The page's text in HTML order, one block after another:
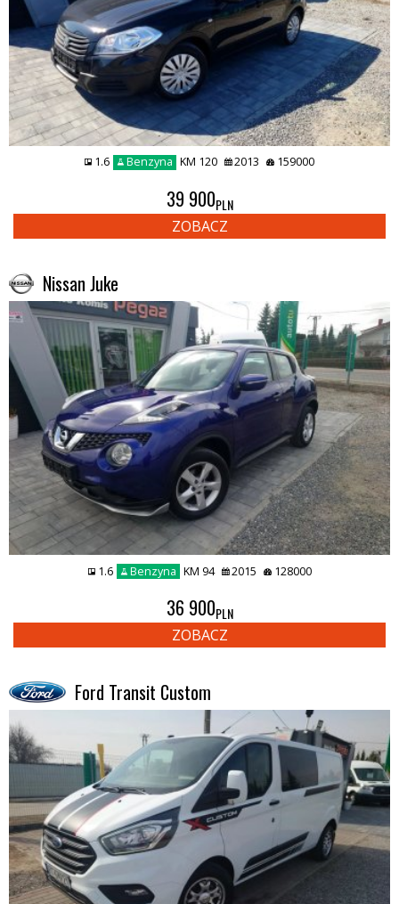
1.6 Benzyna KM 120 2013 159000
39 900PLN
ZOBACZ
Nissan Juke
1.6 Benzyna KM 94 2015 128000
36 900PLN
ZOBACZ
Ford Transit Custom